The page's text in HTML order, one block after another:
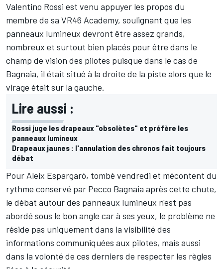
Valentino Rossi est venu appuyer les propos du
membre de sa VR46 Academy, soulignant que les
panneaux lumineux devront être assez grands,
nombreux et surtout bien placés pour être dans le
champ de vision des pilotes puisque dans le cas de
Bagnaia, il était situé à la droite de la piste alors que le
virage était sur la gauche.
Lire aussi :
Rossi juge les drapeaux "obsolètes" et préfère les
panneaux lumineux
Drapeaux jaunes : l'annulation des chronos fait toujours
débat
Pour Aleix Espargaró, tombé vendredi et mécontent du
rythme conservé par Pecco Bagnaia après cette chute,
le débat autour des panneaux lumineux n'est pas
abordé sous le bon angle car à ses yeux, le problème ne
réside pas uniquement dans la visibilité des
informations communiquées aux pilotes, mais aussi
dans la volonté de ces derniers de respecter les règles